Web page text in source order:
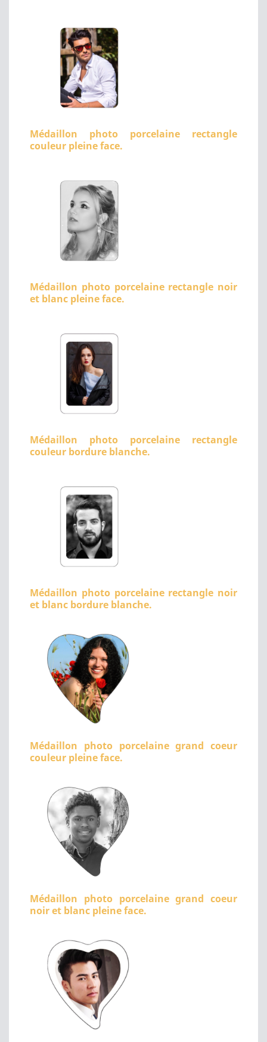
Médaillon photo porcelaine rectangle
couleur pleine face.
Médaillon photo porcelaine rectangle noir
et blanc pleine face.
Médaillon photo porcelaine rectangle
couleur bordure blanche.
Médaillon photo porcelaine rectangle noir
et blanc bordure blanche.
Médaillon photo porcelaine grand coeur
couleur pleine face.
Médaillon photo porcelaine grand coeur
noir et blanc pleine face.